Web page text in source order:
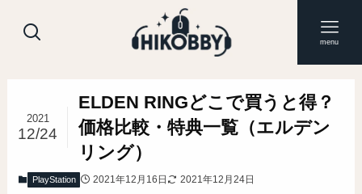
menu
ELDEN RINGどこで買うと得？
価格比較・特典一覧（エルデン
リング）
2021
12/24
PlayStation 2021年12月16日 2021年12月24日